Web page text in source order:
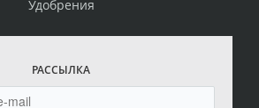
Удобрения
РАССЫЛКА